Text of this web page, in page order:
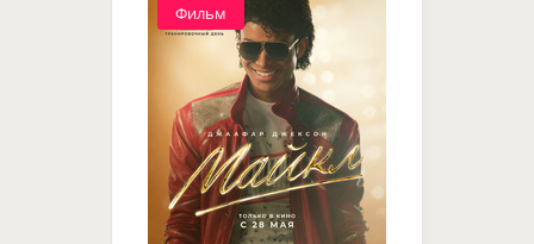
Фильм